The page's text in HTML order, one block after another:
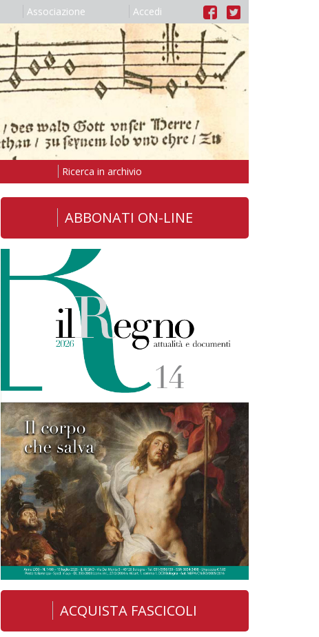
Associazione Accedi
Ricerca in archivio
ABBONATI ON-LINE
ACQUISTA FASCICOLI